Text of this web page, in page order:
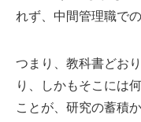
れず、中間管理職で
つまり、教科書どお
り、しかもそこには
ことが、研究の蓄積